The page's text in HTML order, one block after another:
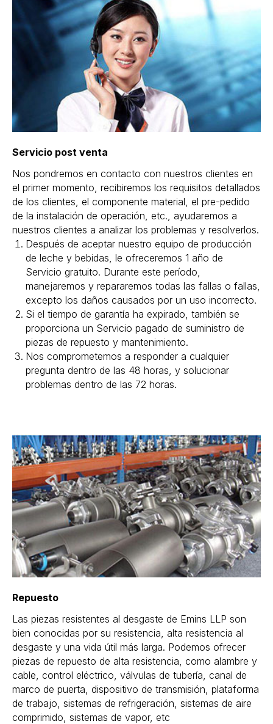
Servicio post venta
Nos pondremos en contacto con nuestros clientes en
el primer momento, recibiremos los requisitos detallados
de los clientes, el componente material, el pre-pedido
de la instalación de operación, etc., ayudaremos a
nuestros clientes a analizar los problemas y resolverlos.
Después de aceptar nuestro equipo de producción
de leche y bebidas, le ofreceremos 1 año de
Servicio gratuito. Durante este período,
manejaremos y repararemos todas las fallas o fallas,
excepto los daños causados por un uso incorrecto.
Si el tiempo de garantía ha expirado, también se
proporciona un Servicio pagado de suministro de
piezas de repuesto y mantenimiento.
Nos comprometemos a responder a cualquier
pregunta dentro de las 48 horas, y solucionar
problemas dentro de las 72 horas.
Repuesto
Las piezas resistentes al desgaste de Emins LLP son
bien conocidas por su resistencia, alta resistencia al
desgaste y una vida útil más larga. Podemos ofrecer
piezas de repuesto de alta resistencia, como alambre y
cable, control eléctrico, válvulas de tubería, canal de
marco de puerta, dispositivo de transmisión, plataforma
de trabajo, sistemas de refrigeración, sistemas de aire
comprimido, sistemas de vapor, etc